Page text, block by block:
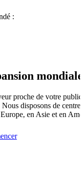
:
proche de votre
disposons de
en Asie et en